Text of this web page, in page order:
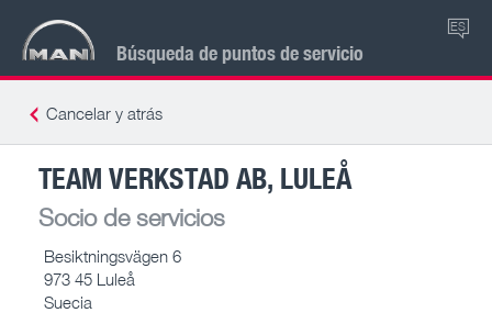
Búsqueda de puntos de servicio
ES
Cancelar y atrás
TEAM VERKSTAD AB, LULEÅ
Socio de servicios
Besiktningsvägen 6
973 45 Luleå
Suecia